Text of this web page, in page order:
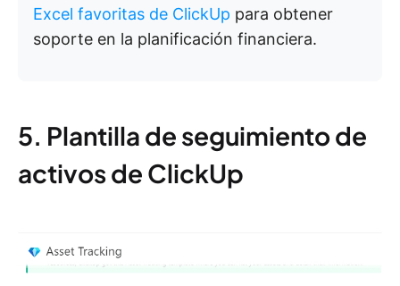
Excel favoritas de ClickUp para obtener
soporte en la planificación financiera.
5. Plantilla de seguimiento de
activos de ClickUp